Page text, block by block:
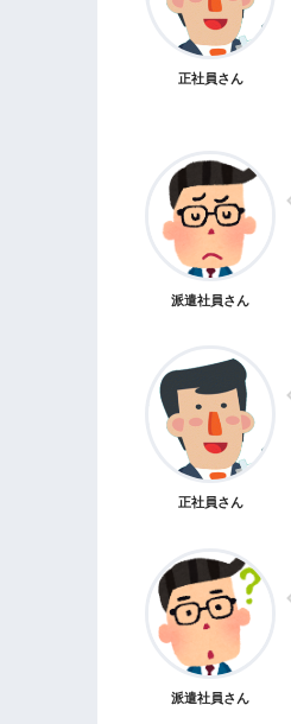
正社員さん
派遣社員さん
正社員さん
派遣社員さん